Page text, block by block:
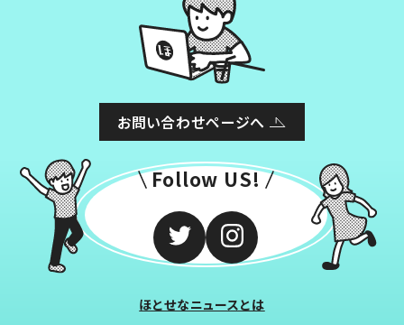
お問い合わせページへ
Follow US!
ほとせなニュースとは